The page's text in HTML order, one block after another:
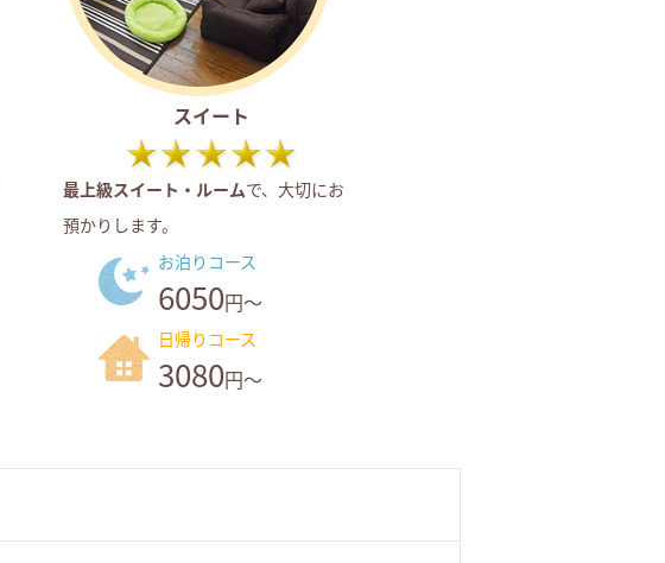
スイート
最上級スイート・ルームで、大切にお
預かりします。
お泊りコース
6050円～
日帰りコース
3080円～